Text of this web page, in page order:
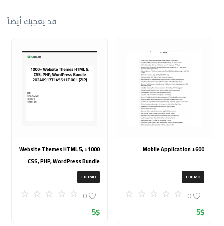
قد يعجبك أيضاً
600+ Mobile Application
EDITMO
0
5$
1000+ Website Themes HTML 5,
CSS, PHP, WordPress Bundle
20240917T145511Z 001 (ZIP)
EDITMO
0
5$